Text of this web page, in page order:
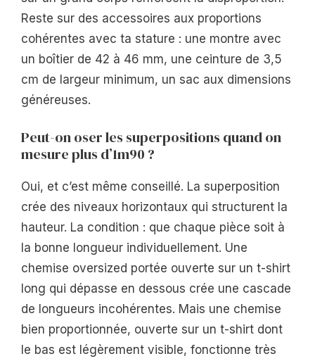
Reste sur des accessoires aux proportions
cohérentes avec ta stature : une montre avec
un boîtier de 42 à 46 mm, une ceinture de 3,5
cm de largeur minimum, un sac aux dimensions
généreuses.
Peut-on oser les superpositions quand on
mesure plus d’1m90 ?
Oui, et c’est même conseillé. La superposition
crée des niveaux horizontaux qui structurent la
hauteur. La condition : que chaque pièce soit à
la bonne longueur individuellement. Une
chemise oversized portée ouverte sur un t-shirt
long qui dépasse en dessous crée une cascade
de longueurs incohérentes. Mais une chemise
bien proportionnée, ouverte sur un t-shirt dont
le bas est légèrement visible, fonctionne très